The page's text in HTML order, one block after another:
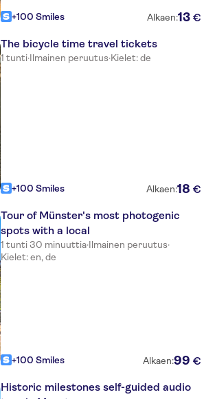
+100 Smiles Alkaen:13 €
The bicycle time travel tickets
1 tunti·Ilmainen peruutus·Kielet: de
+100 Smiles Alkaen:18 €
Tour of Münster's most photogenic
spots with a local
1 tunti 30 minuuttia·Ilmainen peruutus·
Kielet: en, de
+100 Smiles Alkaen:99 €
Historic milestones self-guided audio